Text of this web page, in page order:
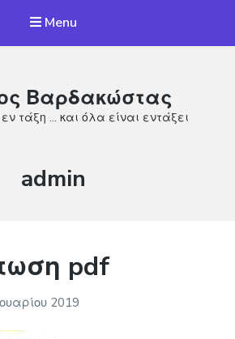
Menu
Βαρδακώστας
εν τάξη … και όλα είναι εντάξει
Συντάκτης:
admin
pdf
2019